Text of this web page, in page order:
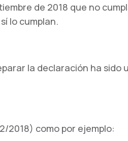
de 2018 que no
lo cumplan.
la declaración ha sido
2018) como por ejemplo: